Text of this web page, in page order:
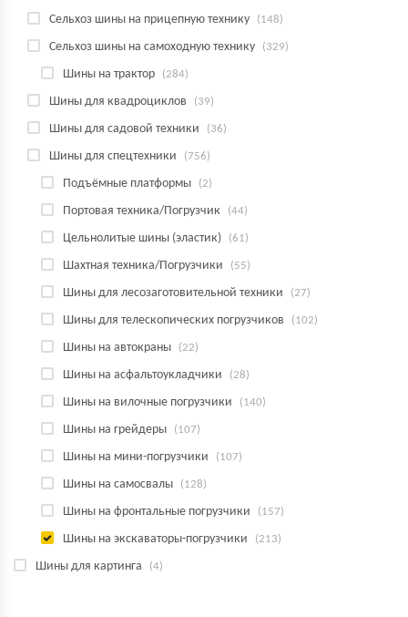
Сельхоз шины на прицепную технику (148)
Сельхоз шины на самоходную технику (329)
Шины на трактор (284)
Шины для квадроциклов (39)
Шины для садовой техники (36)
Шины для спецтехники (756)
Подъёмные платформы (2)
Портовая техника/Погрузчик (44)
Цельнолитые шины (эластик) (61)
Шахтная техника/Погрузчики (55)
Шины для лесозаготовительной техники (27)
Шины для телескопических погрузчиков (102)
Шины на автокраны (22)
Шины на асфальтоукладчики (28)
Шины на вилочные погрузчики (140)
Шины на грейдеры (107)
Шины на мини-погрузчики (107)
Шины на самосвалы (128)
Шины на фронтальные погрузчики (157)
Шины на экскаваторы-погрузчики (213)
Шины для картинга (4)